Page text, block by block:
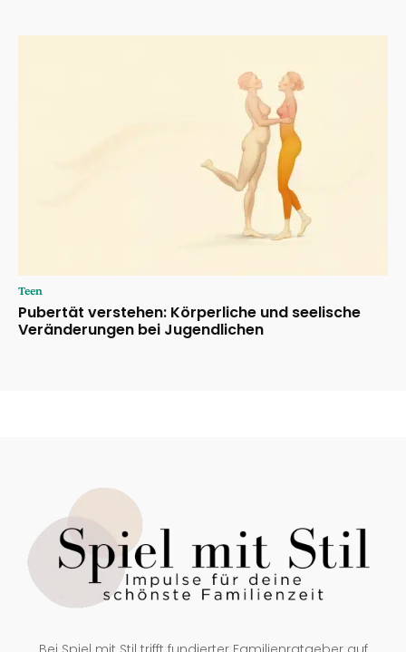
Teen
Pubertät verstehen: Körperliche und seelische
Veränderungen bei Jugendlichen